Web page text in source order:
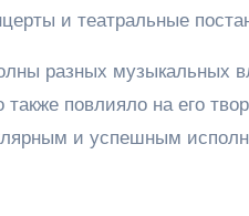
и театральные
разных музыкальных
повлияло на его
и успешным